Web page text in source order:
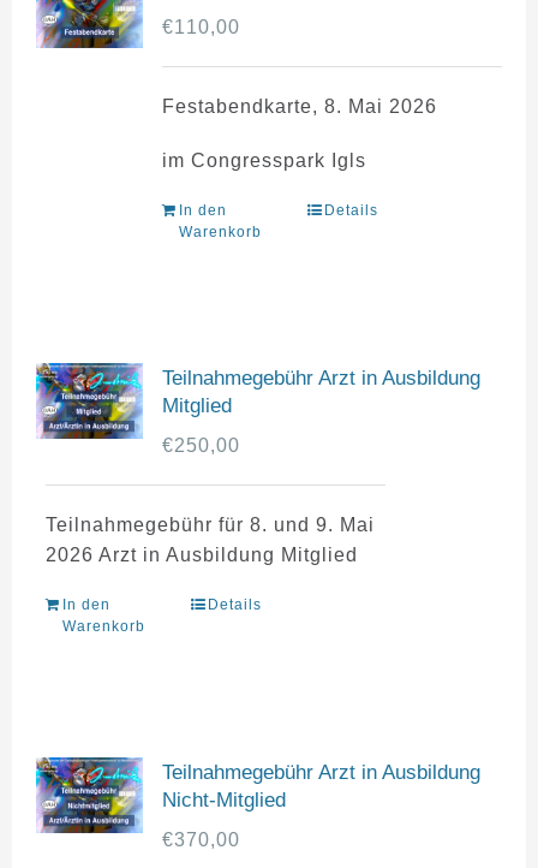
€110,00
Festabendkarte, 8. Mai 2026
im Congresspark Igls
In den
Warenkorb
Details
Teilnahmegebühr Arzt in Ausbildung
Mitglied
€250,00
Teilnahmegebühr für 8. und 9. Mai
2026 Arzt in Ausbildung Mitglied
In den
Warenkorb
Details
Teilnahmegebühr Arzt in Ausbildung
Nicht-Mitglied
€370,00